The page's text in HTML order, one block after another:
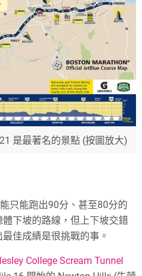
是最著名的景點 (按圖放大)
只能跑出90分、甚至80分的
下坡的路線，但上下坡交錯
佳成績是很挑戰的事。
College Scream Tunnel